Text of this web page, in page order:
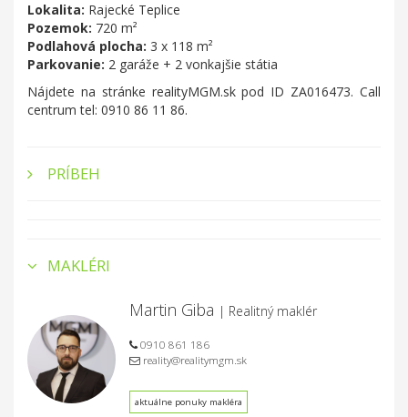
Lokalita: Rajecké Teplice
Pozemok: 720 m²
Podlahová plocha: 3 x 118 m²
Parkovanie: 2 garáže + 2 vonkajšie státia
Nájdete na stránke realityMGM.sk pod ID ZA016473. Call
centrum tel: 0910 86 11 86.
PRÍBEH
MAKLÉRI
Martin Giba | Realitný maklér
0910 861 186
reality@realitymgm.sk
aktuálne ponuky makléra